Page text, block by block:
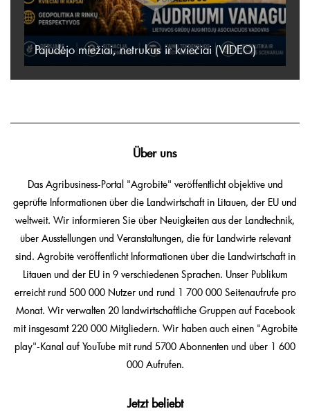
Pajudėjo miežiai, netrukus ir kviečiai (VIDEO)
Über uns
Das Agribusiness-Portal "Agrobitė" veröffentlicht objektive und
geprüfte Informationen über die Landwirtschaft in Litauen, der EU und
weltweit. Wir informieren Sie über Neuigkeiten aus der Landtechnik,
über Ausstellungen und Veranstaltungen, die für Landwirte relevant
sind. Agrobitė veröffentlicht Informationen über die Landwirtschaft in
Litauen und der EU in 9 verschiedenen Sprachen. Unser Publikum
erreicht rund 500 000 Nutzer und rund 1 700 000 Seitenaufrufe pro
Monat. Wir verwalten 20 landwirtschaftliche Gruppen auf Facebook
mit insgesamt 220 000 Mitgliedern. Wir haben auch einen "Agrobitė
play"-Kanal auf YouTube mit rund 5700 Abonnenten und über 1 600
000 Aufrufen.
Jetzt beliebt